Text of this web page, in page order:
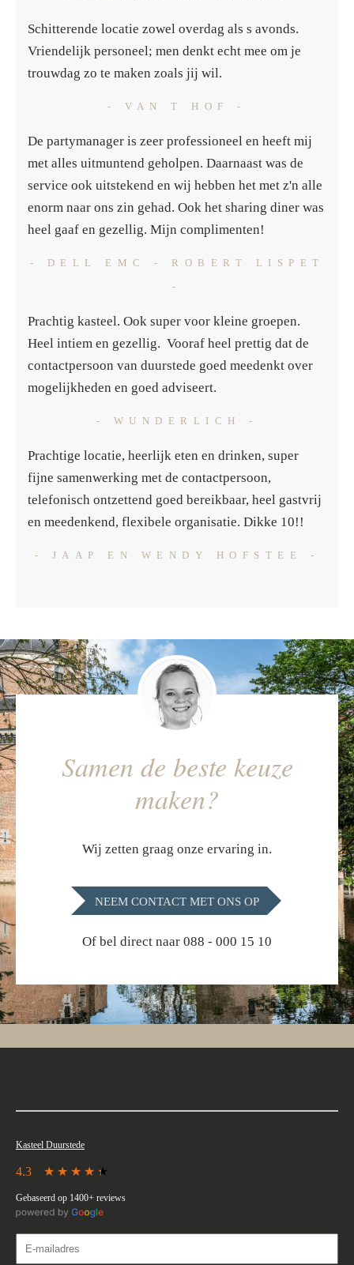
Schitterende locatie zowel overdag als s avonds.
Vriendelijk personeel; men denkt echt mee om je
trouwdag zo te maken zoals jij wil.
- VAN T HOF -
De partymanager is zeer professioneel en heeft mij
met alles uitmuntend geholpen. Daarnaast was de
service ook uitstekend en wij hebben het met z'n alle
enorm naar ons zin gehad. Ook het sharing diner was
heel gaaf en gezellig. Mijn complimenten!
- DELL EMC - ROBERT LISPET
-
Prachtig kasteel. Ook super voor kleine groepen.
Heel intiem en gezellig. Vooraf heel prettig dat de
contactpersoon van duurstede goed meedenkt over
mogelijkheden en goed adviseert.
- WUNDERLICH -
Prachtige locatie, heerlijk eten en drinken, super
fijne samenwerking met de contactpersoon,
telefonisch ontzettend goed bereikbaar, heel gastvrij
en meedenkend, flexibele organisatie. Dikke 10!!
- JAAP EN WENDY HOFSTEE -
Samen de beste keuze
maken?
Wij zetten graag onze ervaring in.
NEEM CONTACT MET ONS OP
Of bel direct naar 088 - 000 15 10
Kasteel Duurstede
4.3
Gebaseerd op 1400+ reviews